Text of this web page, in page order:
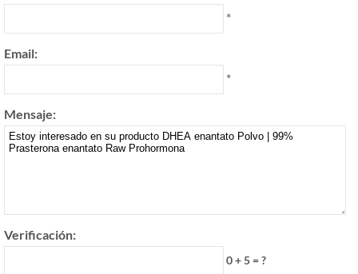
*
Email:
*
Mensaje:
Verificación:
0 + 5 = ?